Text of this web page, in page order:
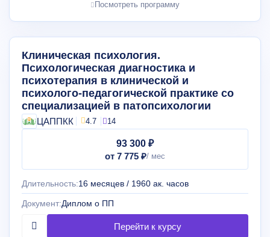
Посмотреть программу
Клиническая психология.
Психологическая диагностика и
психотерапия в клинической и
психолого-педагогической практике со
специализацией в патопсихологии
ЦАППКК 4.7 14
93 300 ₽
от 7 775 ₽
Длительность:16 месяцев / 1960 ак. часов
Документ:Диплом о ПП